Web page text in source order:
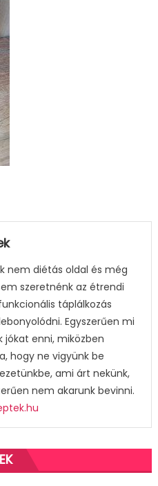
nem diétás oldal és még
szeretnénk az étrendi
táplálkozás
Egyszerűen mi
jókat enni, miközben
hogy ne vigyünk be
ami árt nekünk,
nem akarunk bevinni.